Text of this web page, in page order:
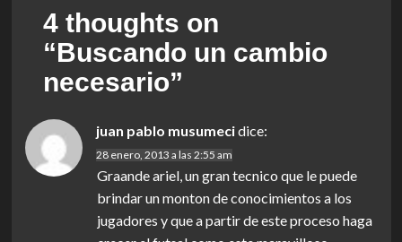
4 thoughts on
“Buscando un cambio
necesario”
juan pablo musumecidice:
28 enero, 2013 a las 2:55 am
Graande ariel, un gran tecnico que le puede
brindar un monton de conocimientos a los
jugadores y que a partir de este proceso haga